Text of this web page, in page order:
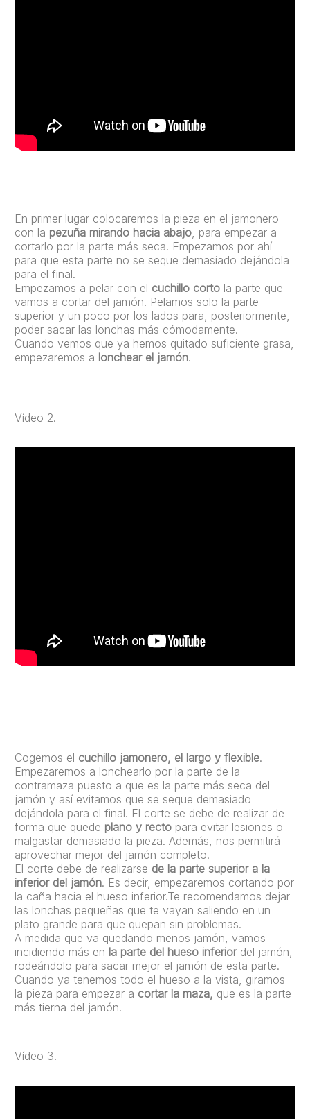
En primer lugar colocaremos la pieza en el jamonero
con la pezuña mirando hacia abajo , para empezar a
cortarlo por la parte más seca. Empezamos por ahí
para que esta parte no se seque demasiado dejándola
para el final.
Empezamos a pelar con el cuchillo corto la parte que
vamos a cortar del jamón. Pelamos solo la parte
superior y un poco por los lados para, posteriormente,
poder sacar las lonchas más cómodamente.
Cuando vemos que ya hemos quitado suficiente grasa,
empezaremos a lonchear el jamón.
Vídeo 2.
Cogemos el cuchillo jamonero, el largo y flexible.
Empezaremos a lonchearlo por la parte de la
contramaza puesto a que es la parte más seca del
jamón y así evitamos que se seque demasiado
dejándola para el final. El corte se debe de realizar de
forma que quede plano y recto para evitar lesiones o
malgastar demasiado la pieza. Además, nos permitirá
aprovechar mejor del jamón completo.
El corte debe de realizarse de la parte superior a la
inferior del jamón. Es decir, empezaremos cortando por
la caña hacia el hueso inferior.Te recomendamos dejar
las lonchas pequeñas que te vayan saliendo en un
plato grande para que quepan sin problemas.
A medida que va quedando menos jamón, vamos
incidiendo más en la parte del hueso inferiordel jamón,
rodeándolo para sacar mejor el jamón de esta parte.
Cuando ya tenemos todo el hueso a la vista, giramos
la pieza para empezar a cortar la maza, que es la parte
más tierna del jamón.
Vídeo 3.